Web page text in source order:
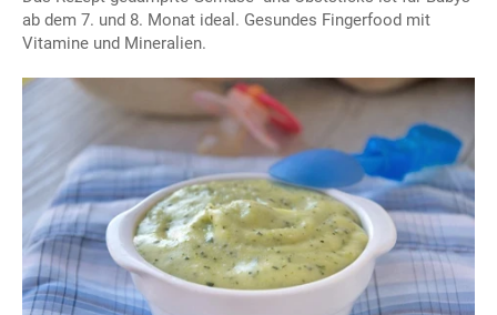
ab dem 7. und 8. Monat ideal. Gesundes Fingerfood mit
Vitamine und Mineralien.